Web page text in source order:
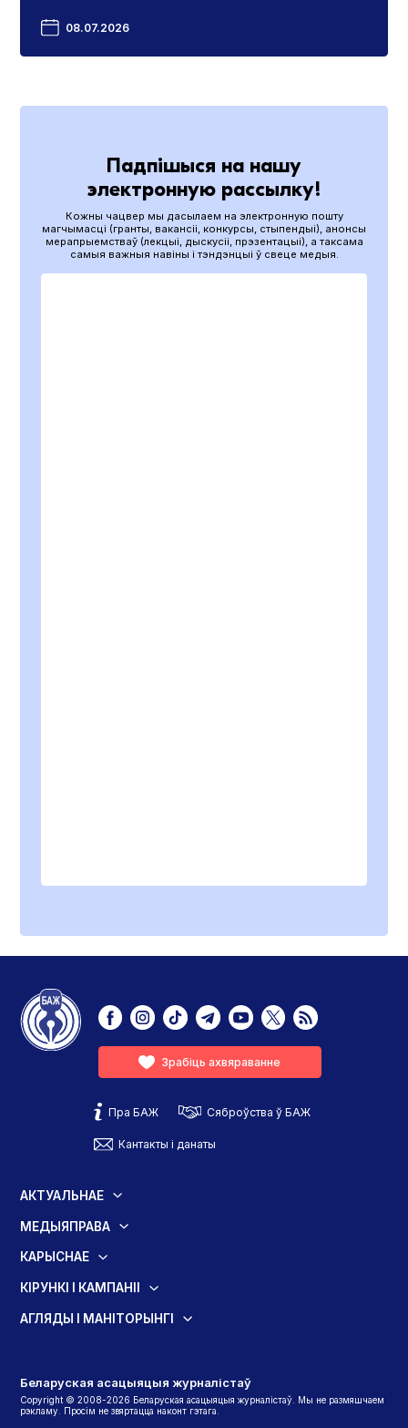
08.07.2026
Падпішыся на нашу
электронную рассылку!
Кожны чацвер мы дасылаем на электронную пошту
магчымасці (гранты, вакансіі, конкурсы, стыпендыі), анонсы
мерапрыемстваў (лекцыі, дыскусіі, прэзентацыі), а таксама
самыя важныя навіны і тэндэнцыі ў свеце медыя.
Зрабіць ахвяраванне
Пра БАЖ Сяброўства ў БАЖ
Кантакты і данаты
АКТУАЛЬНАЕ
МЕДЫЯПРАВА
КАРЫСНАЕ
КІРУНКІ І КАМПАНІІ
АГЛЯДЫ І МАНІТОРЫНГІ
Беларуская асацыяцыя журналістаў
Copyright © 2008-2026 Беларуская асацыяцыя журналістаў. Мы не размяшчаем
рэкламу. Просім не звяртацца наконт гэтага.